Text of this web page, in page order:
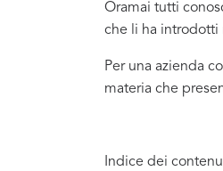
Oramai tutti
che li ha introdotti
Per una azienda
materia che
Indice dei